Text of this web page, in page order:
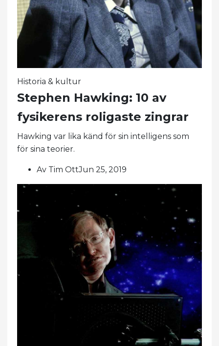
Historia & kultur
Stephen Hawking: 10 av
fysikerens roligaste zingrar
Hawking var lika känd för sin intelligens som
för sina teorier.
Av Tim OttJun 25, 2019